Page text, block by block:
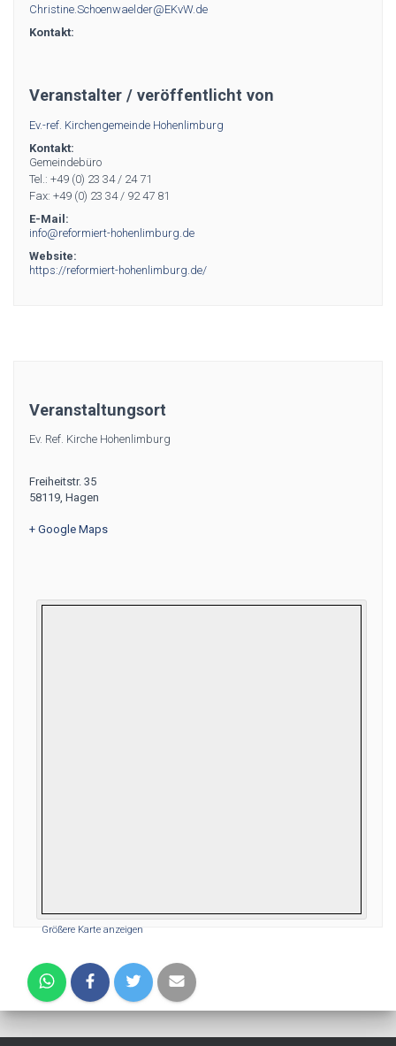
Christine.Schoenwaelder@EKvW.de
Kontakt:
Veranstalter / veröffentlicht von
Ev.-ref. Kirchengemeinde Hohenlimburg
Kontakt:
Gemeindebüro
Tel.: +49 (0) 23 34 / 24 71
Fax: +49 (0) 23 34 / 92 47 81
E-Mail:
info@reformiert-hohenlimburg.de
Website:
https://reformiert-hohenlimburg.de/
Veranstaltungsort
Ev. Ref. Kirche Hohenlimburg
Freiheitstr. 35
58119, Hagen
+ Google Maps
Größere Karte anzeigen